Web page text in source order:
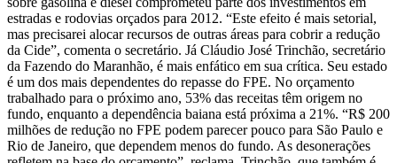
estradas e rodovias orçados para 2012. “Este efeito é mais setorial,
mas precisarei alocar recursos de outras áreas para cobrir a redução
da Cide”, comenta o secretário. Já Cláudio José Trinchão, secretário
da Fazendo do Maranhão, é mais enfático em sua crítica. Seu estado
é um dos mais dependentes do repasse do FPE. No orçamento
trabalhado para o próximo ano, 53% das receitas têm origem no
fundo, enquanto a dependência baiana está próxima a 21%. “R$ 200
milhões de redução no FPE podem parecer pouco para São Paulo e
Rio de Janeiro, que dependem menos do fundo. As desonerações